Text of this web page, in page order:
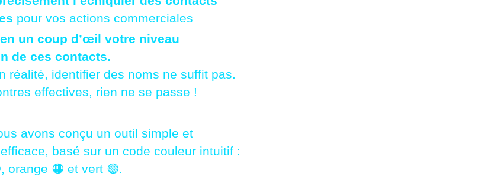
pour vos actions commerciales
un coup d’œil votre niveau
de ces contacts.
réalité, identifier des noms ne suffit pas.
effectives, rien ne se passe !
avons conçu un outil simple et
basé sur un code couleur intuitif :
orange 🟠 et vert 🟢.